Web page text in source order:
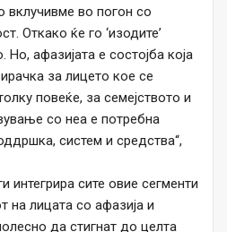
во погон со
Откако ќе го ‘изодите’
Но, афазијата е состојба која
за лицето кое се
повеќе, за семејството и
со неа е потребна
систем и средства“,
интегрира сите овие сегменти
на лицата со афазија и
да стигнат до целта